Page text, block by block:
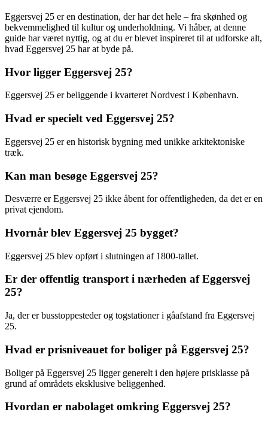
Eggersvej 25 er en destination, der har det hele – fra skønhed og
bekvemmelighed til kultur og underholdning. Vi håber, at denne
guide har været nyttig, og at du er blevet inspireret til at udforske alt,
hvad Eggersvej 25 har at byde på.
Hvor ligger Eggersvej 25?
Eggersvej 25 er beliggende i kvarteret Nordvest i København.
Hvad er specielt ved Eggersvej 25?
Eggersvej 25 er en historisk bygning med unikke arkitektoniske
træk.
Kan man besøge Eggersvej 25?
Desværre er Eggersvej 25 ikke åbent for offentligheden, da det er en
privat ejendom.
Hvornår blev Eggersvej 25 bygget?
Eggersvej 25 blev opført i slutningen af 1800-tallet.
Er der offentlig transport i nærheden af Eggersvej
25?
Ja, der er busstoppesteder og togstationer i gåafstand fra Eggersvej
25.
Hvad er prisniveauet for boliger på Eggersvej 25?
Boliger på Eggersvej 25 ligger generelt i den højere prisklasse på
grund af områdets eksklusive beliggenhed.
Hvordan er nabolaget omkring Eggersvej 25?